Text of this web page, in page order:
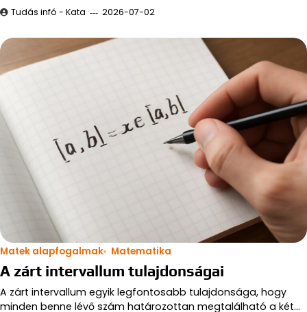
Tudás infó - Kata 2026-07-02
Matek alapfogalmak Matematika
A zárt intervallum tulajdonságai
A zárt intervallum egyik legfontosabb tulajdonsága, hogy
minden benne lévő szám határozottan megtalálható a két…